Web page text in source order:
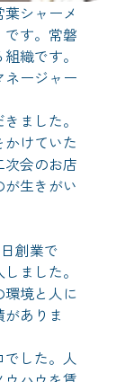
シャーメ
です。常磐
織です。
ージャー
ました。
けていた
会のお店
生きがい
創業で
ました。
境と人に
ありま
した。人